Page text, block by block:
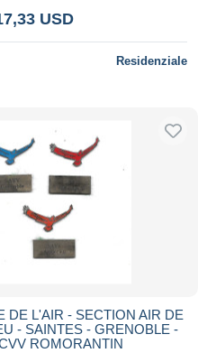
USD
Residenziale
DE L'AIR - SECTION AIR DE
- SAINTES - GRENOBLE -
ROMORANTIN